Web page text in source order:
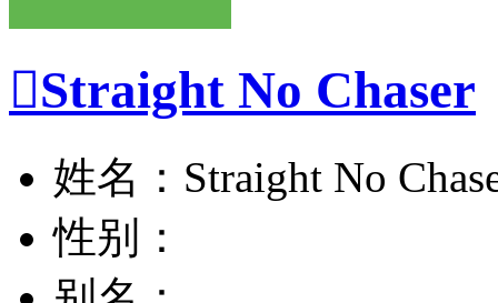
Straight No Chaser
姓名：Straight No
性别：